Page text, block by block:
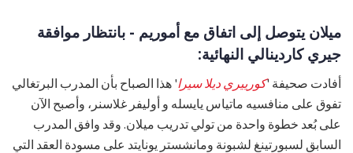
ميلان يتوصل إلى اتفاق مع أموريم - بانتظار موافقة
جيري كاردينالي النهائية:
أفادت صحيفة 'كورييري ديلا سيرا' هذا الصباح بأن المدرب البرتغالي
تفوق على منافسيه ماتياس يايسله و أوليفر غلاسنر، وأصبح الآن
على بُعد خطوة واحدة من تولي تدريب ميلان. وقد وافق المدرب
السابق لسبورتينغ لشبونة ومانشستر يونايتد على مسودة العقد التي